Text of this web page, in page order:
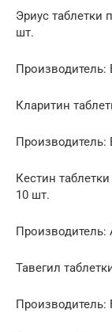
Эриус таблетки
шт.
Производитель:
Кларитин
Кестин
10 шт.
Производитель:
Тавегил
Производитель: